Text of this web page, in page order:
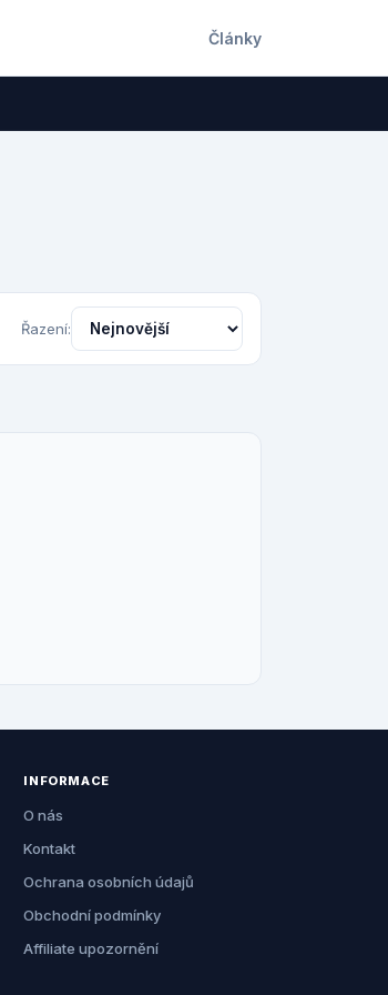
Články
Řazení:
INFORMACE
O nás
Kontakt
Ochrana osobních údajů
Obchodní podmínky
Affiliate upozornění